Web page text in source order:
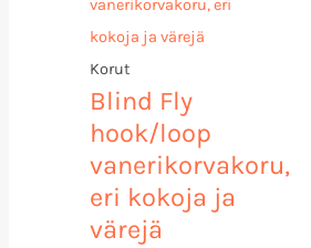
Korut
Blind Fly
hook/loop
vanerikorvakoru,
eri kokoja ja
värejä
24,00 €